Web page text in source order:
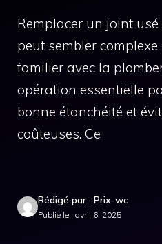
Remplacer un joint
peut sembler complexe
familier avec la
opération essentielle
bonne étanchéité et
coûteuses. Ce
Rédigé par : Prix-wc
Publié le : avril 6, 2025